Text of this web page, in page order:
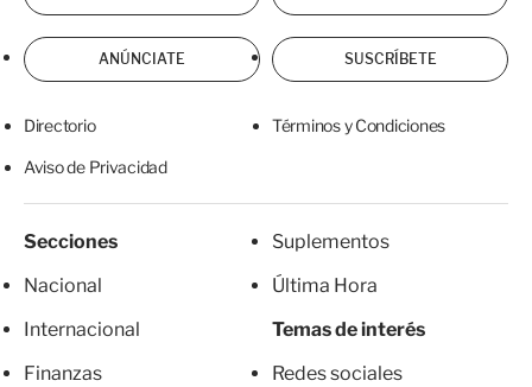
ANÚNCIATE SUSCRÍBETE
Directorio Términos y Condiciones
Aviso de Privacidad
Secciones
Nacional
Internacional
Finanzas
Suplementos
Última Hora
Temas de interés
Redes sociales